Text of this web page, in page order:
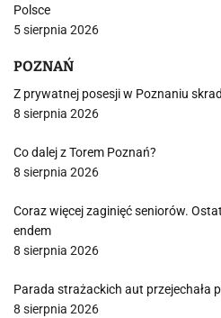
Polsce
5 sierpnia 2026
POZNAŃ
Z prywatnej posesji w Poznaniu
8 sierpnia 2026
Co dalej z Torem Poznań?
8 sierpnia 2026
Coraz więcej zaginięć seniorów.
endem
8 sierpnia 2026
Parada strażackich aut przejechała
8 sierpnia 2026